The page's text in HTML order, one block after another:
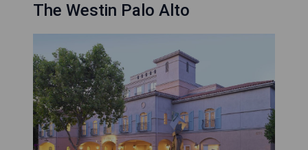
The Westin Palo Alto